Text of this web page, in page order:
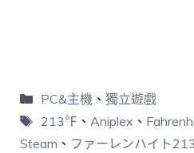
PC&主機、 獨立遊戲
213℉ 、 Aniplex 、
Steam 、 ファーレンハイト213